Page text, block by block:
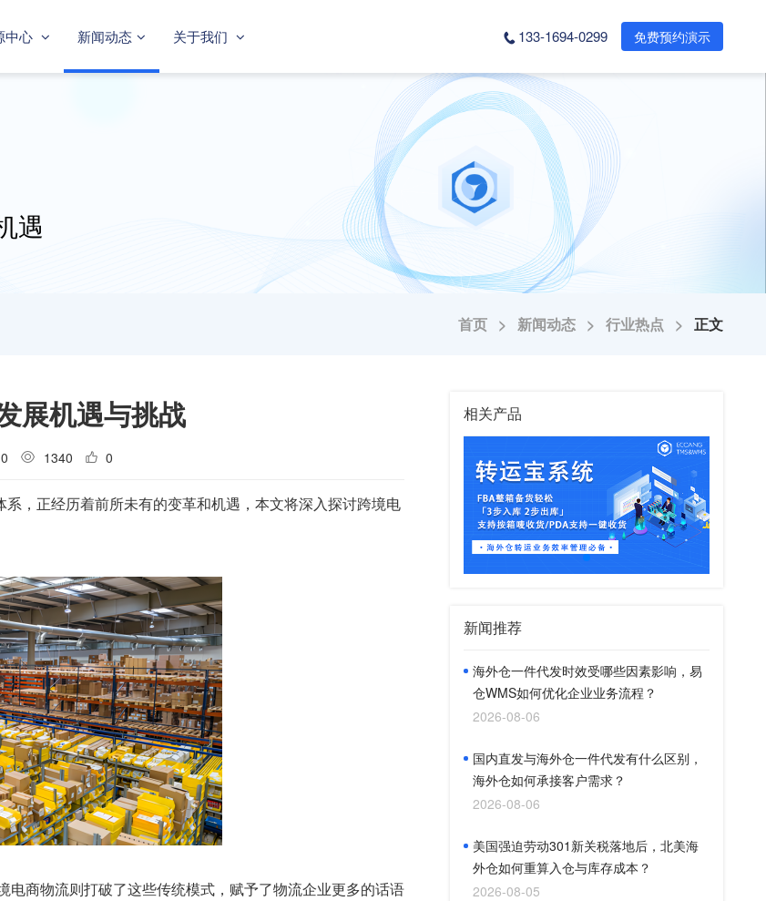
中心 新闻动态 关于我们 133-1694-0299 免费预约演示
遇
首页 > 新闻动态 > 行业热点 > 正文
展机遇与挑战
1340 0
，正经历着前所未有的变革和机遇，本文将深入探讨跨境电
商物流则打破了这些传统模式，赋予了物流企业更多的话语
相关产品
新闻推荐
海外仓一件代发时效受哪些因素影响，易
仓WMS如何优化企业业务流程？
2026-08-06
国内直发与海外仓一件代发有什么区别，
海外仓如何承接客户需求？
2026-08-06
美国强迫劳动301新关税落地后，北美海
外仓如何重算入仓与库存成本？
2026-08-05